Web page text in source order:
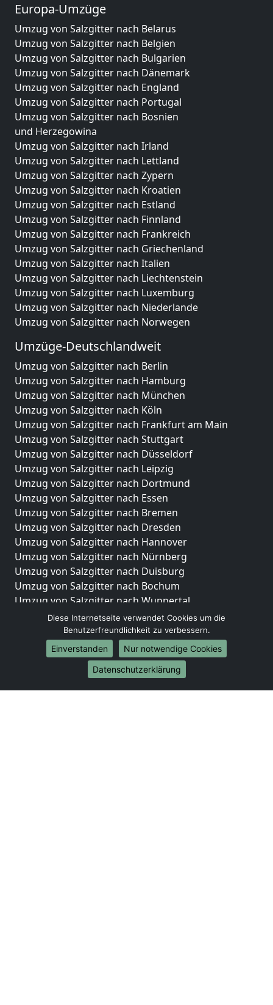
Europa-Umzüge
Umzug von Salzgitter nach Belarus
Umzug von Salzgitter nach Belgien
Umzug von Salzgitter nach Bulgarien
Umzug von Salzgitter nach Dänemark
Umzug von Salzgitter nach England
Umzug von Salzgitter nach Portugal
Umzug von Salzgitter nach Bosnien
und Herzegowina
Umzug von Salzgitter nach Irland
Umzug von Salzgitter nach Lettland
Umzug von Salzgitter nach Zypern
Umzug von Salzgitter nach Kroatien
Umzug von Salzgitter nach Estland
Umzug von Salzgitter nach Finnland
Umzug von Salzgitter nach Frankreich
Umzug von Salzgitter nach Griechenland
Umzug von Salzgitter nach Italien
Umzug von Salzgitter nach Liechtenstein
Umzug von Salzgitter nach Luxemburg
Umzug von Salzgitter nach Niederlande
Umzug von Salzgitter nach Norwegen
Umzüge-Deutschlandweit
Umzug von Salzgitter nach Berlin
Umzug von Salzgitter nach Hamburg
Umzug von Salzgitter nach München
Umzug von Salzgitter nach Köln
Umzug von Salzgitter nach Frankfurt am Main
Umzug von Salzgitter nach Stuttgart
Umzug von Salzgitter nach Düsseldorf
Umzug von Salzgitter nach Leipzig
Umzug von Salzgitter nach Dortmund
Umzug von Salzgitter nach Essen
Umzug von Salzgitter nach Bremen
Umzug von Salzgitter nach Dresden
Umzug von Salzgitter nach Hannover
Umzug von Salzgitter nach Nürnberg
Umzug von Salzgitter nach Duisburg
Umzug von Salzgitter nach Bochum
Umzug von Salzgitter nach Wuppertal
Umzug von Salzgitter nach Bielefeld
Umzug von Salzgitter nach Bonn
Umzug von Salzgitter nach Münster
Internationale-Umzüge
Umzug von Salzgitter nach Brasilien
Diese Internetseite verwendet Cookies um die
Benutzerfreundlichkeit zu verbessern.
Einverstanden
Nur notwendige Cookies
Datenschutzerklärung